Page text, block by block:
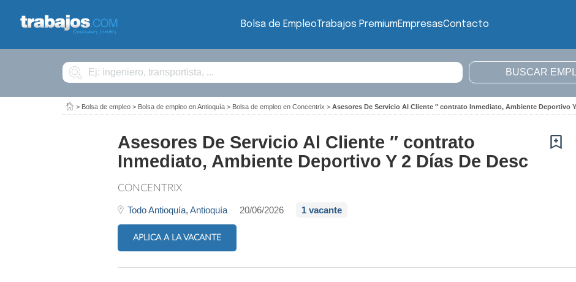
Bolsa de EmpleoTrabajos PremiumEmpresasContacto
Buscar
> Bolsa de empleo > Bolsa de empleo en Antioquía > Bolsa de empleo en Concentrix > Asesores De Servicio Al Cliente ″ contrato Inmediato, Ambiente Deportivo
Asesores De Servicio Al Cliente ″ contrato
Inmediato, Ambiente Deportivo Y 2 Días De Desc
CONCENTRIX
Todo Antioquía, Antioquía 20/06/2026 1 vacante
APLICA A LA VACANTE